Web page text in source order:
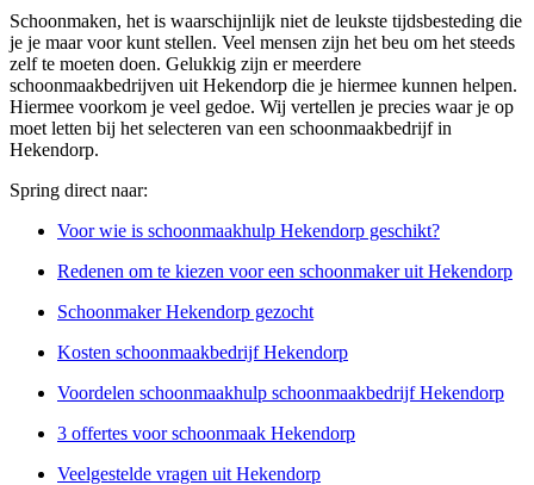
Schoonmaken, het is waarschijnlijk niet de leukste tijdsbesteding die
je je maar voor kunt stellen. Veel mensen zijn het beu om het steeds
zelf te moeten doen. Gelukkig zijn er meerdere
schoonmaakbedrijven uit Hekendorp die je hiermee kunnen helpen.
Hiermee voorkom je veel gedoe. Wij vertellen je precies waar je op
moet letten bij het selecteren van een schoonmaakbedrijf in
Hekendorp.
Spring direct naar:
Voor wie is schoonmaakhulp Hekendorp geschikt?
Redenen om te kiezen voor een schoonmaker uit Hekendorp
Schoonmaker Hekendorp gezocht
Kosten schoonmaakbedrijf Hekendorp
Voordelen schoonmaakhulp schoonmaakbedrijf Hekendorp
3 offertes voor schoonmaak Hekendorp
Veelgestelde vragen uit Hekendorp